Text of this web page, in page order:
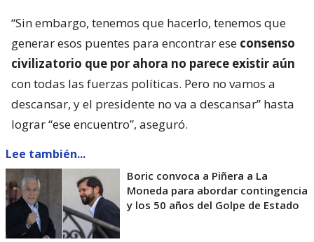
“Sin embargo, tenemos que hacerlo, tenemos que
generar esos puentes para encontrar ese consenso
civilizatorio que por ahora no parece existir aún
con todas las fuerzas políticas. Pero no vamos a
descansar, y el presidente no va a descansar” hasta
lograr “ese encuentro”, aseguró.
Lee también...
Boric convoca a Piñera a La
Moneda para abordar contingencia
y los 50 años del Golpe de Estado